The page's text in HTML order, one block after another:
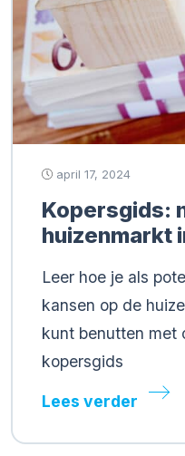
april 17, 2024
Kopersgids:
huizenmarkt
Leer hoe je als
kansen op de
kunt benutten met
kopersgids
Lees verder